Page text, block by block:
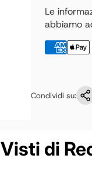
Le
abbiamo
Condividi su:
Visti di